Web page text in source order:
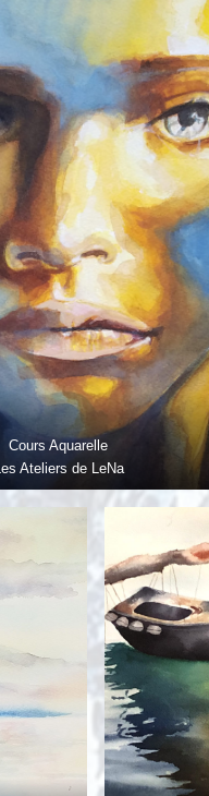
Cours Aquarelle
Ateliers de LeNa